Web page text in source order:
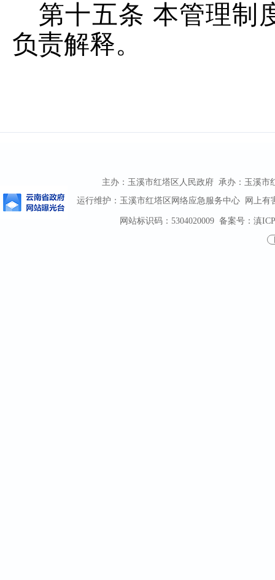
第十五条 本管理制
负责解释。
主办：玉溪市红塔区人民政府 承办：玉溪市
运行维护：玉溪市红塔区网络应急服务中心 网上有
网站标识码：5304020009备案号：滇